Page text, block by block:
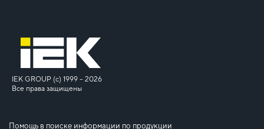
IEK GROUP (c) 1999 – 2026
Все права защищены
Помощь в поиске информации по продукции